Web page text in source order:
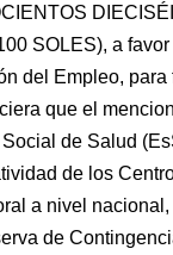
SOLES), a
del Empleo, para
que el
de Salud
de los
a nivel
de